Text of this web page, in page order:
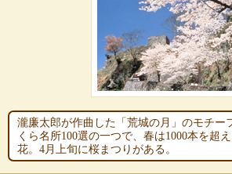
瀧廉太郎が作曲した「荒城の月」のモチー
くら名所100選の一つで、春は1000本を超
花。4月上旬に桜まつりがある。